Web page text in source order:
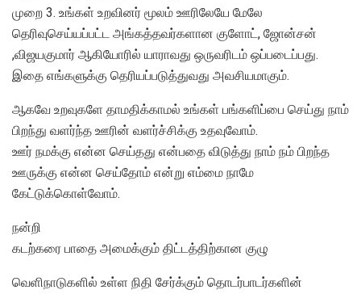
முறை 3. உங்கள் உறவினர் மூலம் ஊரிலேயே மேலே
தெரிவுசெய்யப்பட்ட அங்கத்தவர்களான குளோட், ஜோன்சன்
,விஜயகுமார் ஆகியோரில் யாராவது ஒருவரிடம் ஒப்படைப்பது.
இதை எங்களுக்கு தெரியப்படுத்துவது அவசியமாகும்.
ஆகவே உறவுகளே தாமதிக்காமல் உங்கள் பங்களிப்பை செய்து நாம்
பிறந்து வளர்ந்த ஊரின் வளர்ச்சிக்கு உதவுவோம்.
ஊர் நமக்கு என்ன செய்தது என்பதை விடுத்து நாம் நம் பிறந்த
ஊருக்கு என்ன செய்தோம் என்று எம்மை நாமே
கேட்டுக்கொள்வோம்.
நன்றி
கடற்கரை பாதை அமைக்கும் திட்டத்திற்கான குழு
வெளிநாடுகளில் உள்ள நிதி சேர்க்கும் தொடர்பாடர்களின்